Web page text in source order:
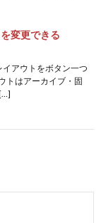
変更できる
アウトをボタン一つ
トはアーカイブ・固